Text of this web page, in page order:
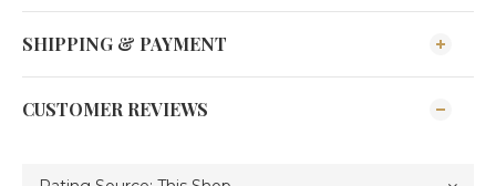
SHIPPING & PAYMENT
CUSTOMER REVIEWS